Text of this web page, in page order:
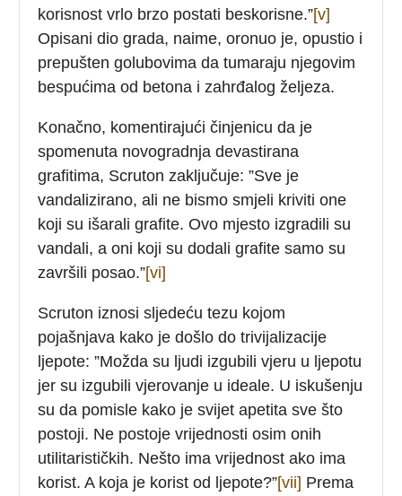
korisnost vrlo brzo postati beskorisne.”[v]
Opisani dio grada, naime, oronuo je, opustio i
prepušten golubovima da tumaraju njegovim
bespućima od betona i zahrđalog željeza.
Konačno, komentirajući činjenicu da je
spomenuta novogradnja devastirana
grafitima, Scruton zaključuje: ”Sve je
vandalizirano, ali ne bismo smjeli kriviti one
koji su išarali grafite. Ovo mjesto izgradili su
vandali, a oni koji su dodali grafite samo su
završili posao.”[vi]
Scruton iznosi sljedeću tezu kojom
pojašnjava kako je došlo do trivijalizacije
ljepote: ”Možda su ljudi izgubili vjeru u ljepotu
jer su izgubili vjerovanje u ideale. U iskušenju
su da pomisle kako je svijet apetita sve što
postoji. Ne postoje vrijednosti osim onih
utilitarističkih. Nešto ima vrijednost ako ima
korist. A koja je korist od ljepote?”[vii] Prema